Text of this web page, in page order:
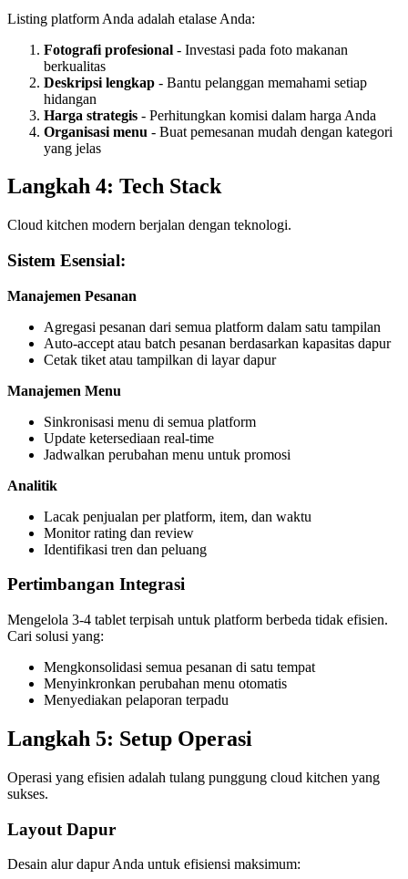
Listing platform Anda adalah etalase Anda:
Fotografi profesional - Investasi pada foto makanan
berkualitas
Deskripsi lengkap - Bantu pelanggan memahami setiap
hidangan
Harga strategis - Perhitungkan komisi dalam harga Anda
Organisasi menu - Buat pemesanan mudah dengan kategori
yang jelas
Langkah 4: Tech Stack
Cloud kitchen modern berjalan dengan teknologi.
Sistem Esensial:
Manajemen Pesanan
Agregasi pesanan dari semua platform dalam satu tampilan
Auto-accept atau batch pesanan berdasarkan kapasitas dapur
Cetak tiket atau tampilkan di layar dapur
Manajemen Menu
Sinkronisasi menu di semua platform
Update ketersediaan real-time
Jadwalkan perubahan menu untuk promosi
Analitik
Lacak penjualan per platform, item, dan waktu
Monitor rating dan review
Identifikasi tren dan peluang
Pertimbangan Integrasi
Mengelola 3-4 tablet terpisah untuk platform berbeda tidak efisien.
Cari solusi yang:
Mengkonsolidasi semua pesanan di satu tempat
Menyinkronkan perubahan menu otomatis
Menyediakan pelaporan terpadu
Langkah 5: Setup Operasi
Operasi yang efisien adalah tulang punggung cloud kitchen yang
sukses.
Layout Dapur
Desain alur dapur Anda untuk efisiensi maksimum: